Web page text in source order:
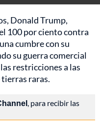
Donald Trump,
100 por ciento contra
cumbre con su
su guerra comercial
restricciones a las
raras.
, para recibir las